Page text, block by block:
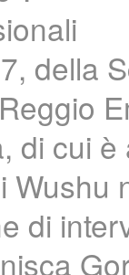
della
di cui
Wushu
di